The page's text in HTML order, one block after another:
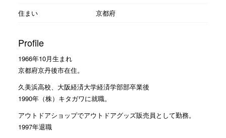
住まい
京都府
Profile
1966年10月生まれ
京都府京丹後市在住。
久美浜高校、大阪経済大学経済学部部卒業後
1990年（株）キタガワに就職。
アウトドアショップでアウトドアグッズ販売員として勤務。
1997年退職